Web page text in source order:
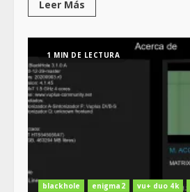
Leer Más
1 MIN DE LECTURA
blackhole enigma2 vu+ duo 4k